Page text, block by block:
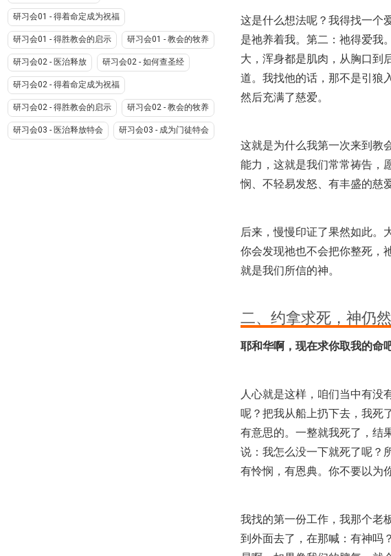
研习会01 - 得着命定成为祝福
研习会01 - 得胜教会的启示 研习会01 - 教会的牧养
研习会02 - 医治释放 研习会02 - 如何查圣经
研习会02 - 得着命定成为祝福
研习会02 - 得胜教会的启示 研习会02 - 教会的牧养
研习会03 - 医治释放特会 研习会03 - 成为门徒特会
这是什么想法呢？我得找一个
是祂养着我。第二：祂得爱我
大，浑身都是肌肉，从胸口到
道。我找他的话，那不是引狼
然后充满了慈爱。
这就是为什么我第一次来到教
能力，这就是我们常常祷告，
悯、不轻易发怒、有丰盛的慈
后来，慢慢印证了果然如此。
你会发现祂也不会把你整死，
就是我们所信的神。
二、约拿求死，神仍
耶和华啊，现在求你取我的命
人心就是这样，咱们当中有没
呢？把我从船上扔下去，我死
有意思的。一整就我死了，结
说：我怎么没一下就死了呢？
有怜悯，有恩典。你不要以为
我找的第一份工作，我那个老
到外面去了，在那喊：有神吗